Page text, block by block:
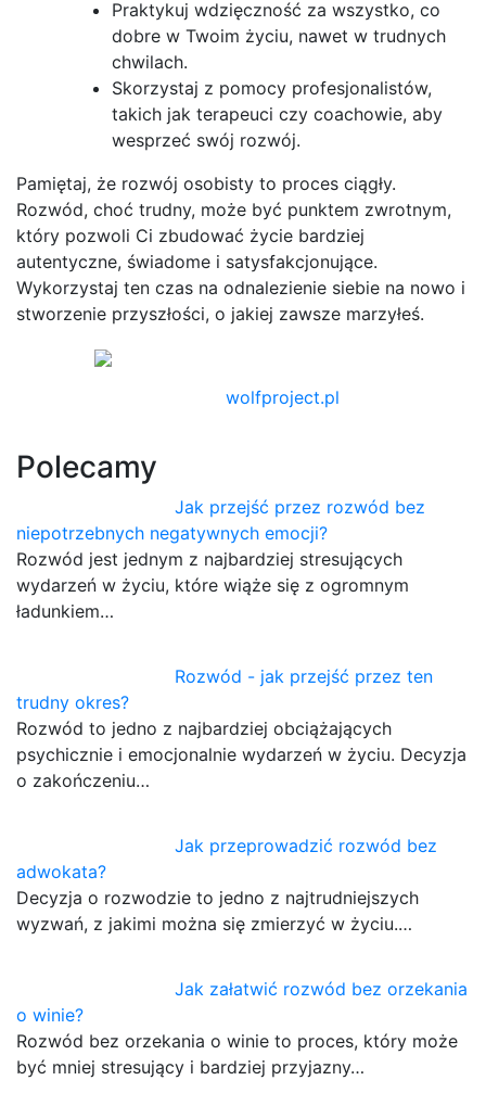
Praktykuj wdzięczność za wszystko, co
dobre w Twoim życiu, nawet w trudnych
chwilach.
Skorzystaj z pomocy profesjonalistów,
takich jak terapeuci czy coachowie, aby
wesprzeć swój rozwój.
Pamiętaj, że rozwój osobisty to proces ciągły.
Rozwód, choć trudny, może być punktem zwrotnym,
który pozwoli Ci zbudować życie bardziej
autentyczne, świadome i satysfakcjonujące.
Wykorzystaj ten czas na odnalezienie siebie na nowo i
stworzenie przyszłości, o jakiej zawsze marzyłeś.
wolfproject.pl
Polecamy
Jak przejść przez rozwód bez
niepotrzebnych negatywnych emocji?
Rozwód jest jednym z najbardziej stresujących
wydarzeń w życiu, które wiąże się z ogromnym
ładunkiem…
Rozwód - jak przejść przez ten
trudny okres?
Rozwód to jedno z najbardziej obciążających
psychicznie i emocjonalnie wydarzeń w życiu. Decyzja
o zakończeniu…
Jak przeprowadzić rozwód bez
adwokata?
Decyzja o rozwodzie to jedno z najtrudniejszych
wyzwań, z jakimi można się zmierzyć w życiu.…
Jak załatwić rozwód bez orzekania
o winie?
Rozwód bez orzekania o winie to proces, który może
być mniej stresujący i bardziej przyjazny…